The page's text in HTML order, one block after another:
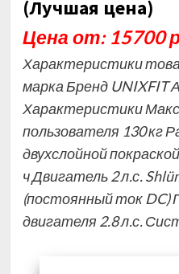
(Лучшая цена)
Цена от: 15700
Характеристики
марка Бренд UNIXFIT
Характеристики
пользователя 130 кг
двухслойной
ч Двигатель 2 л.с.
(постоянный ток DC)
двигателя 2.8 л.с.